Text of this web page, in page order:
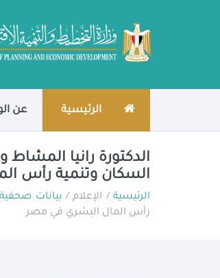
الرئيسية عن
الدكتورة رانيا
السكان وتنمية رأس
الرئيسية/ الإعلام / بيانات صحفية
رأس المال البشري في مصر